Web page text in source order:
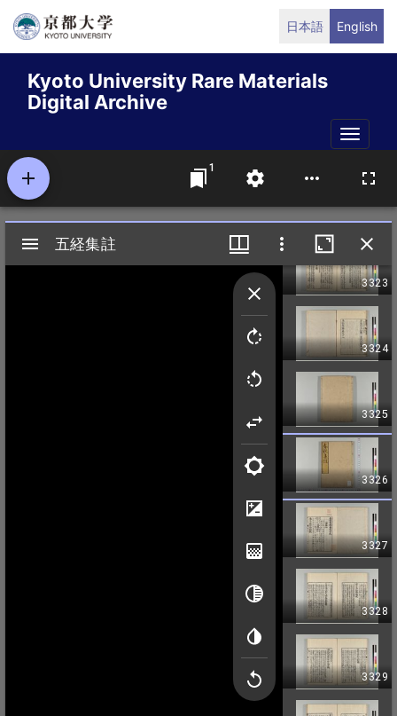
Skip
content
日本語 English
Kyoto University Rare Materials
Digital Archive
Toggle